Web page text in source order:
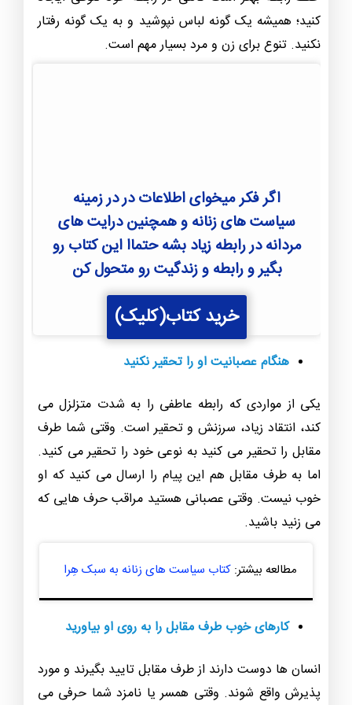
کنید؛ همیشه یک گونه لباس نپوشید و به یک گونه رفتار
نکنید. تنوع برای زن و مرد بسیار مهم است.
اگر فکر میخوای اطلاعات در در زمینه
سیاست های زنانه و همچنین درایت های
مردانه در رابطه زیاد بشه حتماا این کتاب رو
بگیر و رابطه و زندگیت رو متحول کن
خرید کتاب(کلیک)
هنگام عصبانیت او را تحقیر نکنید
یکی از مواردی که رابطه عاطفی را به شدت متزلزل می
کند، انتقاد زیاد، سرزنش و تحقیر است. وقتی شما طرف
مقابل را تحقیر می کنید به نوعی خود را تحقیر می کنید.
اما به طرف مقابل هم این پیام را ارسال می کنید که او
خوب نیست. وقتی عصبانی هستید مراقب حرف هایی که
می زنید باشید.
مطالعه بیشتر: کتاب سیاست های زنانه به سبک هِرا
کارهای خوب طرف مقابل را به روی او بیاورید
انسان ها دوست دارند از طرف مقابل تایید بگیرند و مورد
پذیرش واقع شوند. وقتی همسر یا نامزد شما حرفی می